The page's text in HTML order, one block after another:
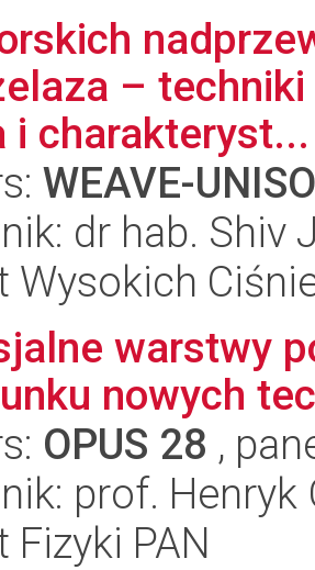
–
i charakteryst...
WEAVE-
dr hab. Shiv
Wysokich
warstwy
nowych
OPUS 28 ,
prof. Henryk
Fizyki PAN